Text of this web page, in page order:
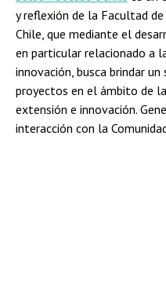
y reflexión de la Facultad
Chile, que mediante el
en particular relacionado a
innovación, busca brindar
proyectos en el ámbito de
extensión e innovación.
interacción con la